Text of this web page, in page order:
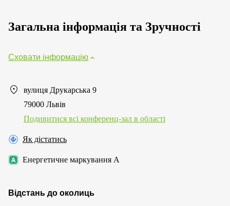
Загальна інформація та Зручності
Сховати інформацію
вулиця Друкарська 9
79000 Львів
Подивитися всі конференц-зал в області
Як дістатись
Енергетичне маркування A
Відстань до околиць